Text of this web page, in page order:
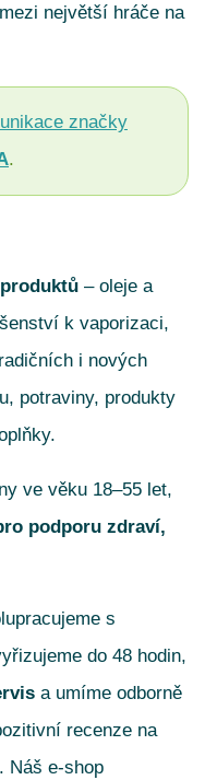
největší hráče na
značky
.
– oleje a
k vaporizaci,
i nových
potraviny, produkty
ve věku 18–55 let,
podporu zdraví,
s
do 48 hodin,
a umíme odborně
recenze na
Náš e-shop